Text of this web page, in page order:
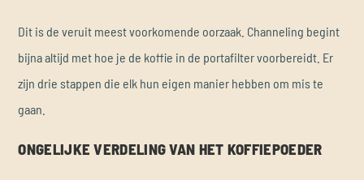
Dit is de veruit meest voorkomende oorzaak. Channeling begint
bijna altijd met hoe je de koffie in de portafilter voorbereidt. Er
zijn drie stappen die elk hun eigen manier hebben om mis te
gaan.
ONGELIJKE VERDELING VAN HET KOFFIEPOEDER